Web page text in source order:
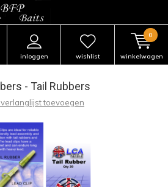
inloggen wishlist winkelwagen
0
- Tail Rubbers
toevoegen